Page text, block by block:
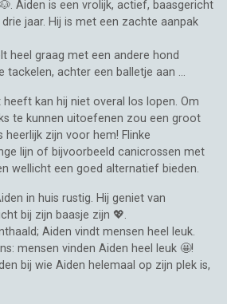
Aiden is een vrolijk, actief, baasgericht
jaar. Hij is met een zachte aanpak
heel graag met een andere hond
tackelen, achter een balletje aan ...
kan hij niet overal los lopen. Om
te kunnen uitoefenen zou een groot
zijn voor hem! Flinke
lijn of bijvoorbeeld canicrossen met
wellicht een goed alternatief bieden.
in huis rustig. Hij geniet van
bij zijn baasje zijn 💖.
Aiden vindt mensen heel leuk.
mensen vinden Aiden heel leuk 🤩!
bij wie Aiden helemaal op zijn plek is,